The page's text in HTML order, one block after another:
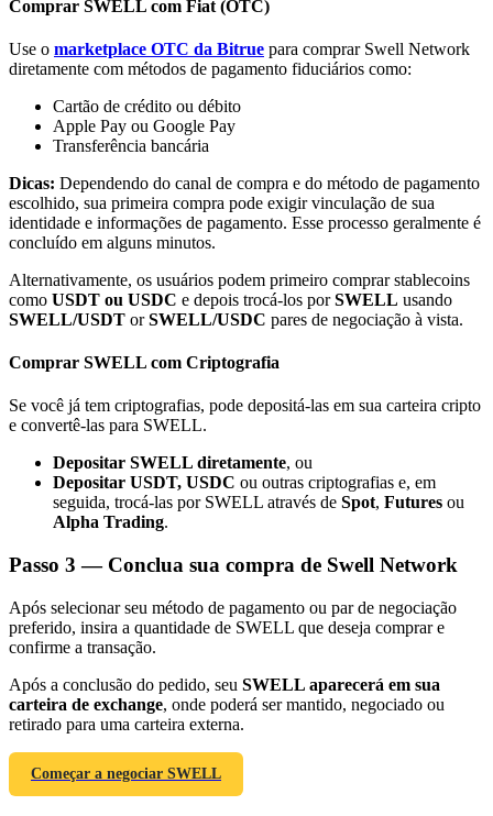
Afiliados Bitrue
Indicação
Convide um amigo para receber recompensas em dinheiro
BTC Welcome Rewards
BTC Welcome Rewards
Deposit & Trade BTC to Share 25000 USDT prize pool!
Comprar SWELL com Fiat (OTC)
Use o marketplace OTC da Bitrue para comprar Swell Network
diretamente com métodos de pagamento fiduciários como:
Cartão de crédito ou débito
Apple Pay ou Google Pay
Transferência bancária
Dicas: Dependendo do canal de compra e do método de pagamento
escolhido, sua primeira compra pode exigir vinculação de sua
identidade e informações de pagamento. Esse processo geralmente é
concluído em alguns minutos.
Alternativamente, os usuários podem primeiro comprar stablecoins
como USDT ou USDC e depois trocá-los porSWELL usando
SWELL/USDT orSWELL/USDC pares de negociação à vista.
Comprar SWELL com Criptografia
Se você já tem criptografias, pode depositá-las em sua carteira cripto
e convertê-las para SWELL.
Depositar SWELL diretamente, ou
Depositar USDT, USDC ou outras criptografias e, em
seguida, trocá-las por SWELL através de Spot, Futures ou
Alpha Trading.
Passo 3 — Conclua sua compra de Swell Network
Após selecionar seu método de pagamento ou par de negociação
preferido, insira a quantidade de SWELL que deseja comprar e
confirme a transação.
Após a conclusão do pedido, seu SWELL aparecerá em sua
carteira de exchange, onde poderá ser mantido, negociado ou
retirado para uma carteira externa.
Começar a negociar SWELL